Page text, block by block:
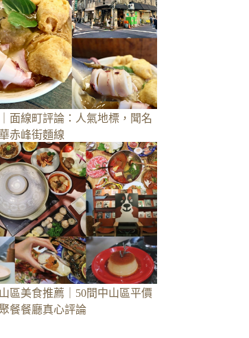
面線町評論：人氣地標，聞名
赤峰街麵線
區美食推薦｜50間中山區平價
餐餐廳真心評論